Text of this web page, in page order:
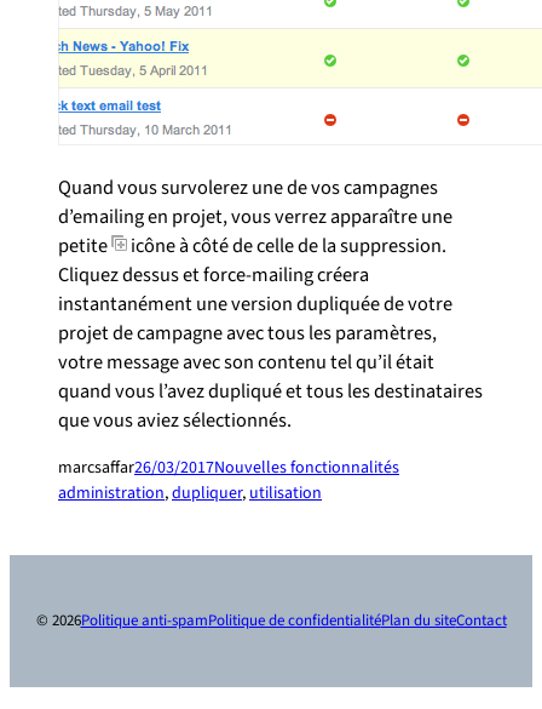
Quand vous survolerez une de vos campagnes
d’emailing en projet, vous verrez apparaître une
petite
icône à côté de celle de la suppression.
Cliquez dessus et force-mailing créera
instantanément une version dupliquée de votre
projet de campagne avec tous les paramètres,
votre message avec son contenu tel qu’il était
quand vous l’avez dupliqué et tous les destinataires
que vous aviez sélectionnés.
marcsaffar26/03/2017Nouvelles fonctionnalités
administration, dupliquer, utilisation
© 2026Politique anti-spamPolitique de confidentialitéPlan du siteContact